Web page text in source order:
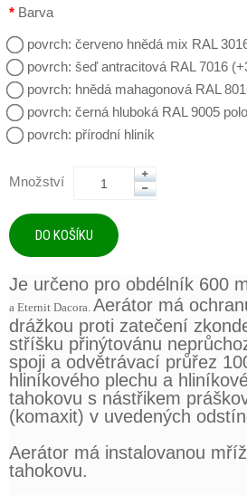
Barva
povrch: červeno hnědá mix RAL
povrch: šeď antracitová RAL 7016
povrch: hnědá mahagonová RAL
povrch: černá hluboká RAL 9005
povrch: přírodní hliník
Množství
Je určeno pro obdélník 600
a Eternit Dacora. Aerátor má
drážkou proti zatečení
stříšku přinýtovánu
spoji a odvětrávací průřez
hliníkového plechu a
tahokovu s nástřikem
(komaxit) v uvedených
Aerátor má instalovanou
tahokovu.